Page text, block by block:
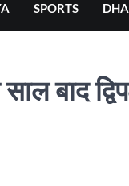
SPORTS
बाद